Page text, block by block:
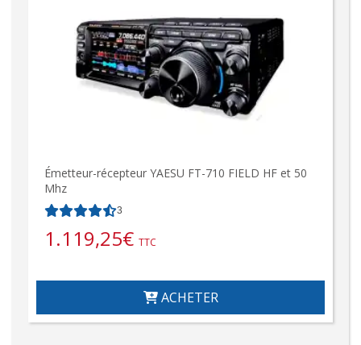
Émetteur-récepteur YAESU FT-710 FIELD HF et 50
Mhz
3
1.119,25€ TTC
ACHETER